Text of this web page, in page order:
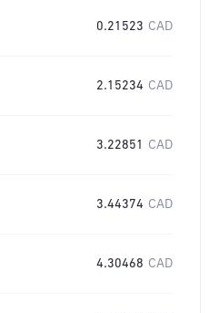
0.21523 CAD
2.15234 CAD
3.22851 CAD
3.44374 CAD
4.30468 CAD